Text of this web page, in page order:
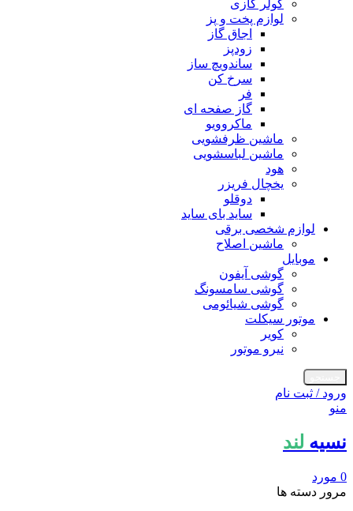
کولر گازی
لوازم پخت و پز
اجاق گاز
زودپز
ساندویچ ساز
سرخ کن
فر
گاز صفحه ای
ماکروویو
ماشین ظرفشویی
ماشین لباسشویی
هود
یخچال فریزر
دوقلو
ساید بای ساید
لوازم شخصی برقی
ماشین اصلاح
موبایل
گوشی آیفون
گوشی سامسونگ
گوشی شیائومی
موتور سیکلت
کویر
نیرو موتور
ورود / ثبت نام
منو
نسیه لند
0 مورد
مرور دسته ها